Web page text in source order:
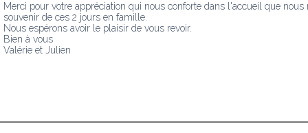
Merci pour votre appréciation qui nous conforte dans l'accueil que
souvenir de ces 2 jours en famille.
Nous espérons avoir le plaisir de vous revoir.
Bien à vous
Valérie et Julien